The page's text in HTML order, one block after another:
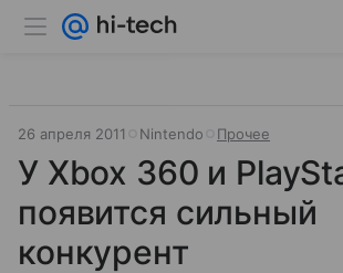
26 апреля 2011 Nintendo Прочее
У Xbox 360 и
появится сильный
конкурент